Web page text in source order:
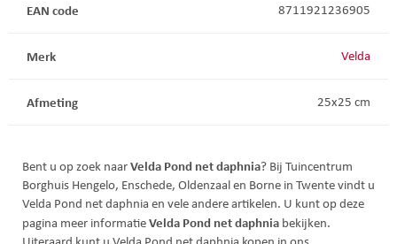
EAN code 8711921236905
Merk Velda
Afmeting 25x25 cm
Bent u op zoek naarVelda Pond net daphnia? Bij Tuincentrum
Borghuis Hengelo, Enschede, Oldenzaal en Borne in Twente vindt u
Velda Pond net daphnia en vele andere artikelen. U kunt op deze
pagina meer informatieVelda Pond net daphnia bekijken.